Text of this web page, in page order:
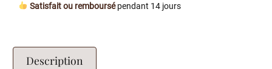
Satisfait ou remboursépendant 14 jours
Description